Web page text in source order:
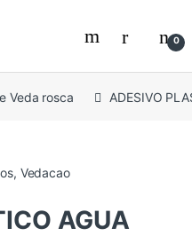
0
Veda rosca ADESIVO
, Vedacao
AGUA